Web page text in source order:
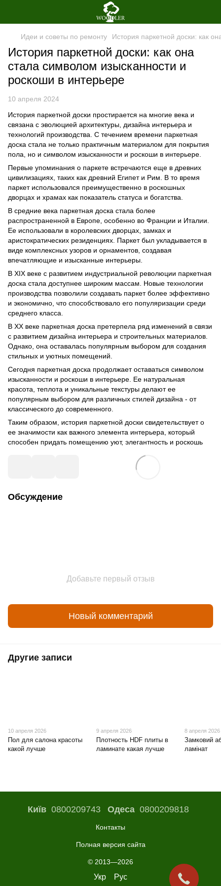
Идеи и советы по ремонту История паркетной доски: как
История паркетной доски: как она
стала символом изысканности и
роскоши в интерьере
10 апреля 2024
История паркетной доски простирается на многие века и
связана с эволюцией архитектуры, дизайна интерьера и
технологий производства. С течением времени паркетная
доска стала не только практичным материалом для покрытия
пола, но и символом изысканности и роскоши в интерьере.
Первые упоминания о паркете встречаются еще в древних
цивилизациях, таких как древний Египет и Рим. В то время
паркет использовался преимущественно в роскошных
дворцах и храмах как показатель статуса и богатства.
В средние века паркетная доска стала более
распространенной в Европе, особенно во Франции и Италии.
Ее использовали в королевских дворцах, замках и
аристократических резиденциях. Паркет был укладывается в
виде комплексных узоров и орнаментов, создавая
впечатляющие и изысканные интерьеры.
В XIX веке с развитием индустриальной революции паркетная
доска стала доступнее широким массам. Новые технологии
производства позволили создавать паркет более эффективно
и экономично, что способствовало его популяризации среди
среднего класса.
В XX веке паркетная доска претерпела ряд изменений в связи
с развитием дизайна интерьера и строительных материалов.
Однако, она оставалась популярным выбором для создания
стильных и уютных помещений.
Сегодня паркетная доска продолжает оставаться символом
изысканности и роскоши в интерьере. Ее натуральная
красота, теплота и уникальные текстуры делают ее
популярным выбором для различных стилей дизайна - от
классического до современного.
Таким образом, история паркетной доски свидетельствует о
ее значимости как важного элемента интерьера, который
способен придать помещению уют, элегантность и роскошь
Обсуждение
Добавьте первый отзыв
Новый комментарий
Другие записи
10 апреля 2026
Пол для салона красоты
какой лучше
9 апреля 2026
Плотность HDF плиты в
ламинате какая лучше
8 апреля 2026
Замковий
ламінат
Київ0800209743 Одеса0800209818
Контакты
Полная версия сайта
© 2013—2026
Укр Рус